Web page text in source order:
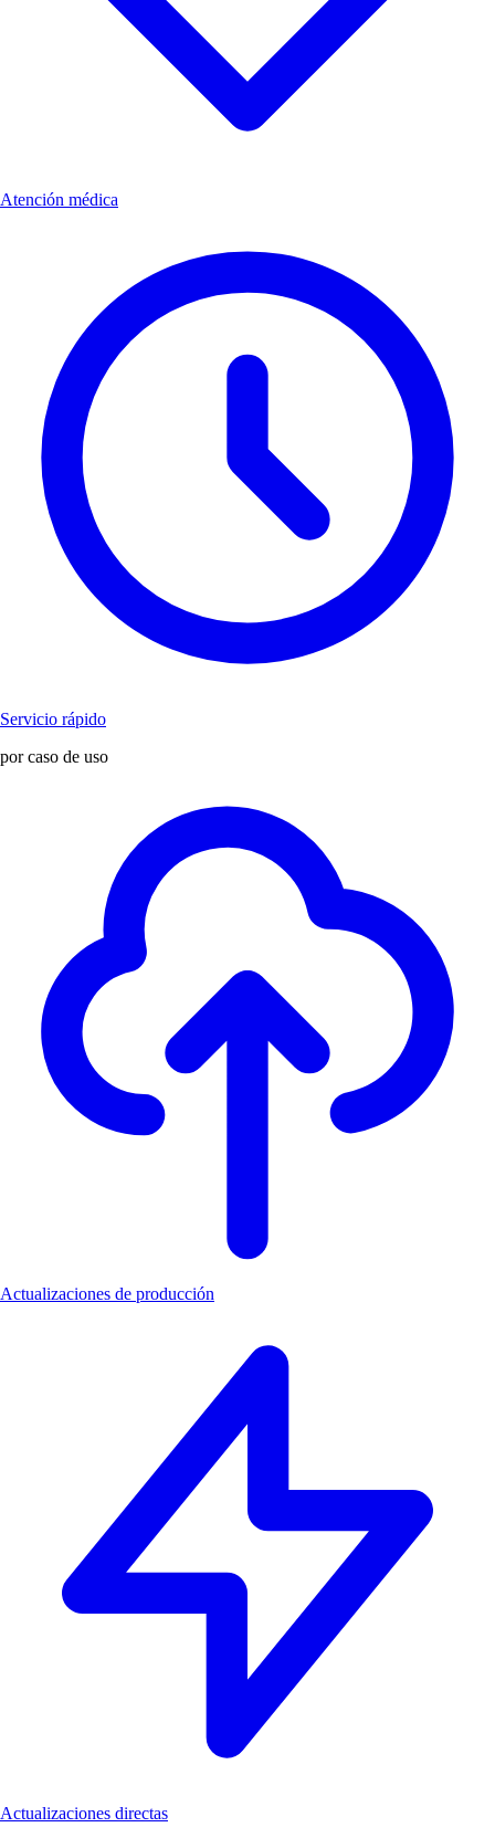
Atención médica
Servicio rápido
por caso de uso
Actualizaciones de producción
Actualizaciones directas